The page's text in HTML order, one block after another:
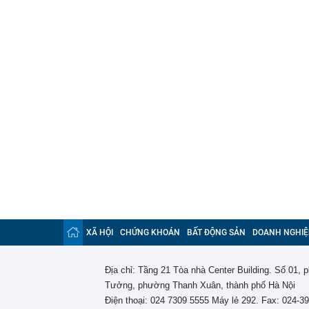
XÃ HỘI CHỨNG KHOÁN BẤT ĐỘNG SẢN DOANH
Địa chỉ: Tầng 21 Tòa nhà Center Building. Số 01,
Tưởng, phường Thanh Xuân, thành phố Hà Nội
Điện thoại: 024 7309 5555 Máy lẻ 292. Fax: 024-